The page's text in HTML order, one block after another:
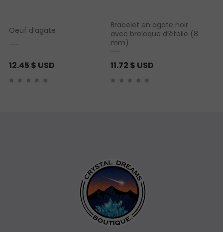
Oeuf d’agate
12.45 $ USD
Bracelet en agate noir
avec breloque d’étoile (8
mm)
11.72 $ USD